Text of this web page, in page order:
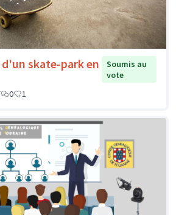
skate-park en
Soumis au
vote
0 1